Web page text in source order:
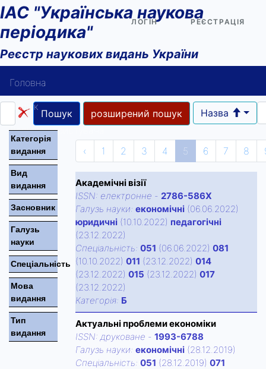
ІАС "Українська наукова
періодика"
Реєстр наукових видань України
ЛОГІН РЕЄСТРАЦІЯ
Головна
Пошук
Довідка користувача
Контакти
Пошук розширений пошук Назва
Категорiя
видання
Вид
видання
Засновник
Галузь
науки
Спецiальнiсть
Мова
видання
Тип
видання
‹ 1 2 3 4 5 6 7 8
Академічні візії
ISSN: електронне - 2786-586X
Галузь науки: економічні (06.06.2022)
юридичні (10.10.2022) педагогічні
(23.12.2022)
Спецiальнiсть: 051 (06.06.2022) 081
(10.10.2022) 011 (23.12.2022) 014
(23.12.2022) 015 (23.12.2022) 017
(23.12.2022)
Категорiя: Б
Актуальні проблеми економіки
ISSN: друковане - 1993-6788
Галузь науки: економічні (28.12.2019)
Спецiальнiсть: 051 (28.12.2019) 071